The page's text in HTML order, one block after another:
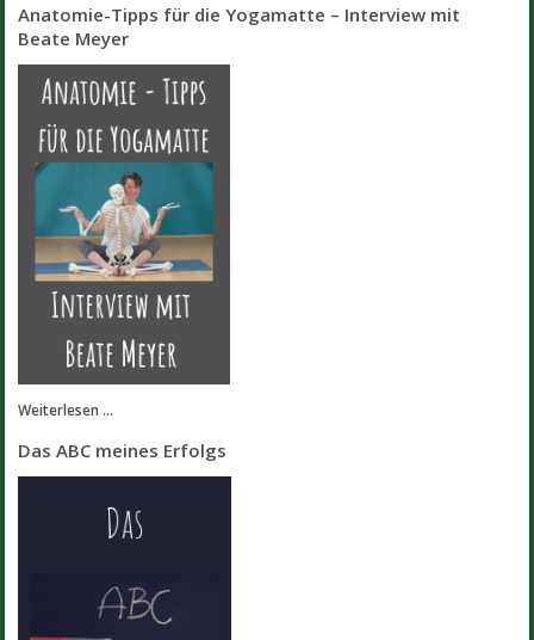
Anatomie-Tipps für die Yogamatte – Interview mit
Beate Meyer
Weiterlesen ...
Das ABC meines Erfolgs